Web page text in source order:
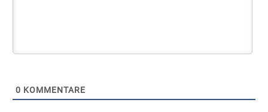
0 KOMMENTARE